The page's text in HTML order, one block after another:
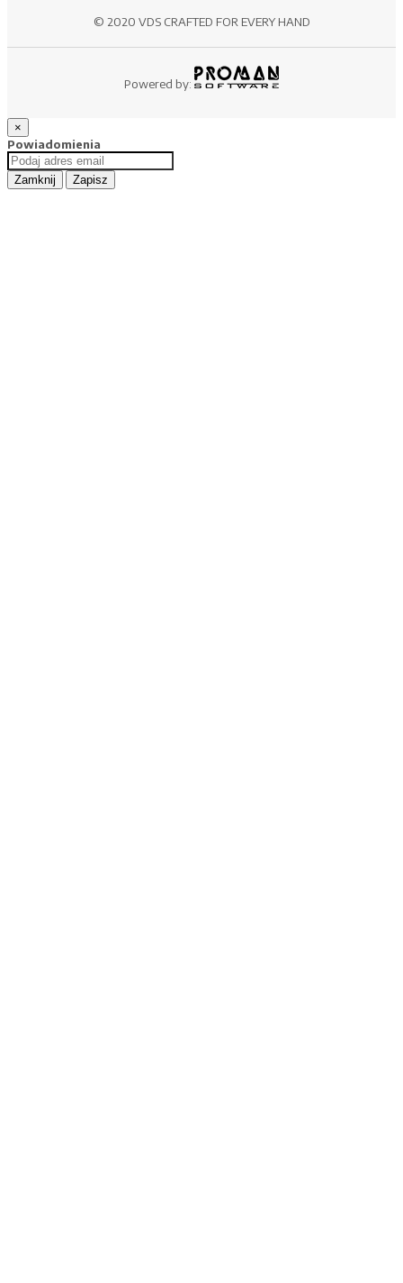
© 2020 VDS CRAFTED FOR EVERY HAND
Powered by:
×
Powiadomienia
Zamknij Zapisz